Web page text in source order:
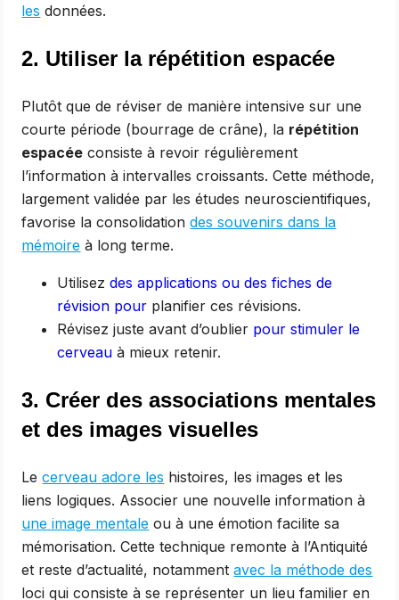
les données.
2. Utiliser la répétition espacée
Plutôt que de réviser de manière intensive sur une
courte période (bourrage de crâne), la répétition
espacée consiste à revoir régulièrement
l’information à intervalles croissants. Cette méthode,
largement validée par les études neuroscientifiques,
favorise la consolidationdes souvenirs dans la
mémoire à long terme.
Utilisezdes applications ou des fiches de
révision pour planifier ces révisions.
Révisez juste avant d’oublier pour stimuler le
cerveau à mieux retenir.
3. Créer des associations mentales
et des images visuelles
Lecerveau adore les histoires, les images et les
liens logiques. Associer une nouvelle information à
une image mentale ou à une émotion facilite sa
mémorisation. Cette technique remonte à l’Antiquité
et reste d’actualité, notammentavec la méthode des
loci qui consiste à se représenter un lieu familier en